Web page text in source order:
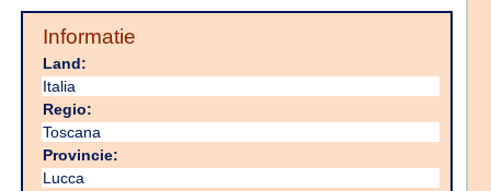
Informatie
Land:
Italia
Regio:
Toscana
Provincie:
Lucca